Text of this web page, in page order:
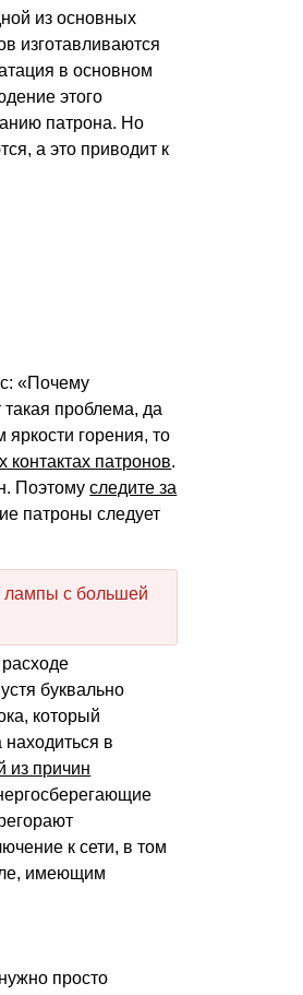
из основных
изготавливаются
в основном
этого
патрона. Но
а это приводит к
«Почему
проблема, да
горения, то
контактах патронов.
Поэтомуследите за
патроны следует
лампы с большей
буквально
который
в
из причин
к сети, в том
имеющим
просто